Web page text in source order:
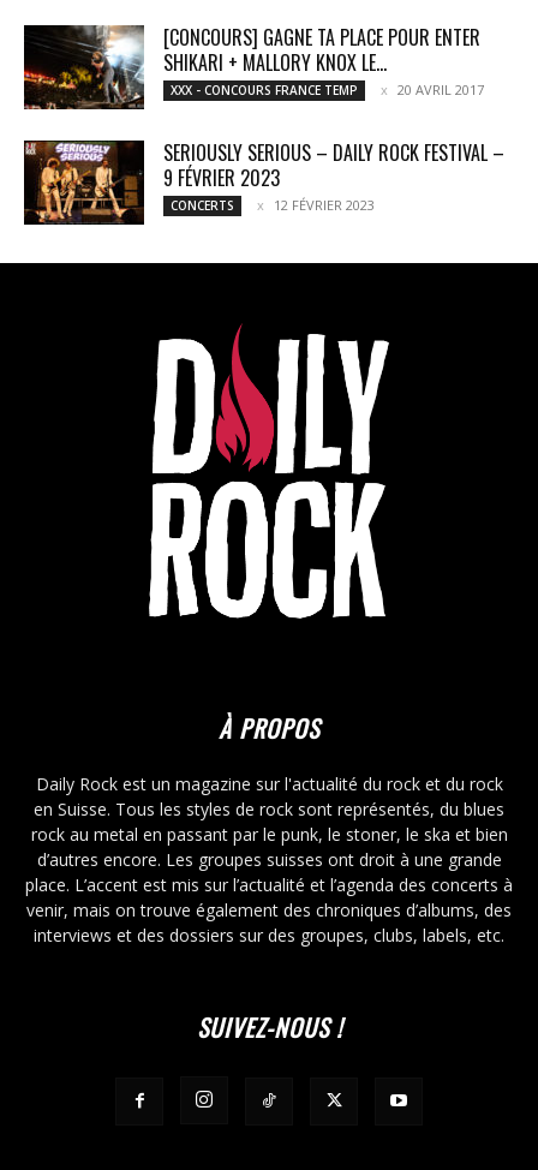
[CONCOURS] GAGNE TA PLACE POUR ENTER
SHIKARI + MALLORY KNOX LE...
XXX - CONCOURS FRANCE TEMP 20 AVRIL 2017
SERIOUSLY SERIOUS – DAILY ROCK FESTIVAL –
9 FÉVRIER 2023
CONCERTS 12 FÉVRIER 2023
À PROPOS
Daily Rock est un magazine sur l'actualité du rock et du rock
en Suisse. Tous les styles de rock sont représentés, du blues
rock au metal en passant par le punk, le stoner, le ska et bien
d’autres encore. Les groupes suisses ont droit à une grande
place. L’accent est mis sur l’actualité et l’agenda des concerts à
venir, mais on trouve également des chroniques d’albums, des
interviews et des dossiers sur des groupes, clubs, labels, etc.
SUIVEZ-NOUS !